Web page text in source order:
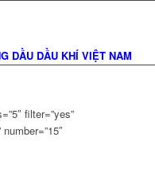
filter=”yes”